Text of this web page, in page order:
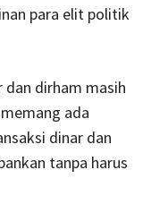
para elit politik
dan dirham masih
ada
dinar dan
tanpa harus